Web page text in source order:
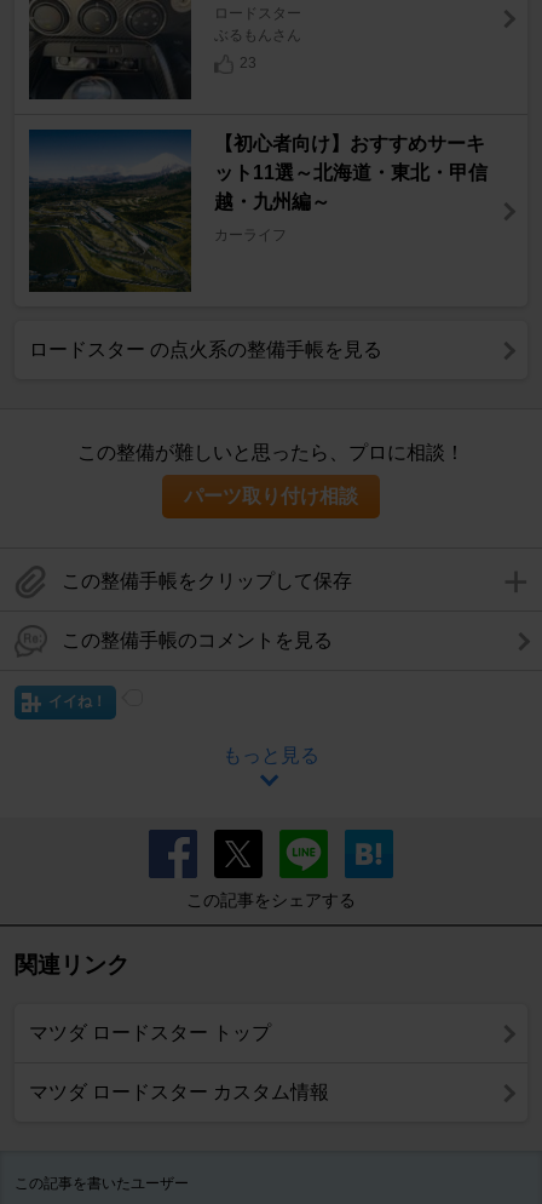
ロードスター
ぶるもんさん
23
【初心者向け】おすすめサーキ
ット11選～北海道・東北・甲信
越・九州編～
カーライフ
ロードスター の点火系の整備手帳を見る
この整備が難しいと思ったら、プロに相談！
パーツ取り付け相談
この整備手帳をクリップして保存
この整備手帳のコメントを見る
イイね！
もっと見る
この記事をシェアする
関連リンク
マツダ ロードスター トップ
マツダ ロードスター カスタム情報
この記事を書いたユーザー